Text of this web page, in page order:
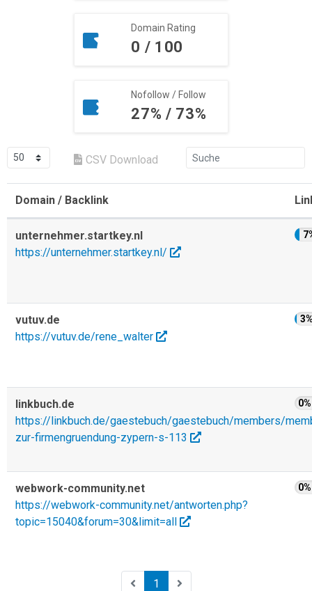
Domain Rating
0 / 100
Nofollow / Follow
27% / 73%
CSV Download
Domain / Backlink
unternehmer.startkey.nl
https://unternehmer.startkey.nl/
vutuv.de
https://vutuv.de/rene_walter
linkbuch.de
https://linkbuch.de/gaestebuch/gaestebuch/members/
zur-firmengruendung-zypern-s-113
0%
webwork-community.net
https://webwork-community.net/antworten.php?
topic=15040&forum=30&limit=all
0%
1